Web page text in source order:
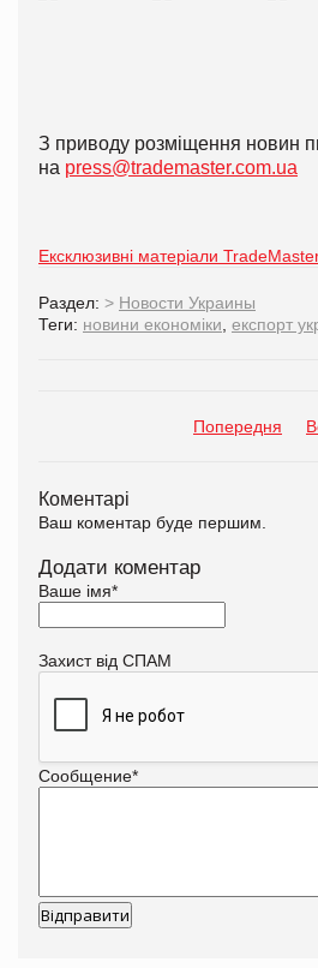
З приводу розміщення новин
на press@trademaster.com.ua
Ексклюзивні матеріали
Раздел: > Новости Украины
Теги: новини економіки експорт
Попередня
Коментарі
Ваш коментар буде першим.
Додати коментар
Ваше імя*
Захист від СПАМ
Сообщение*